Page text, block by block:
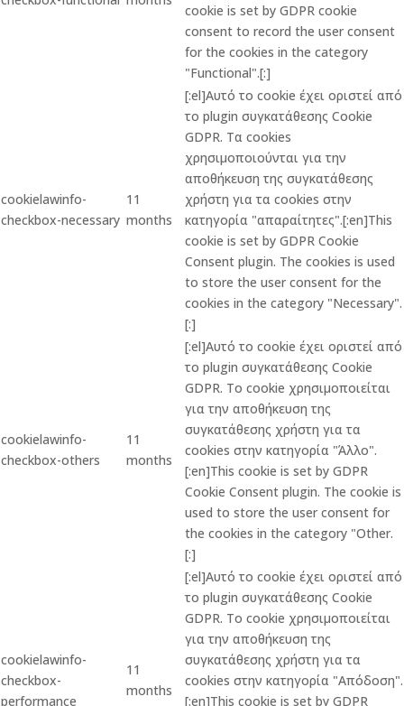
cookie is set by GDPR cookie
consent to record the user consent
for the cookies in the category
"Functional".[:]
cookielawinfo-
checkbox-necessary
11
months
[:el]Αυτό το cookie έχει οριστεί από
το plugin συγκατάθεσης Cookie
GDPR. Τα cookies
χρησιμοποιούνται για την
αποθήκευση της συγκατάθεσης
χρήστη για τα cookies στην
κατηγορία "απαραίτητες".[:en]This
cookie is set by GDPR Cookie
Consent plugin. The cookies is used
to store the user consent for the
cookies in the category "Necessary".
[:]
cookielawinfo-
checkbox-others
11
months
[:el]Αυτό το cookie έχει οριστεί από
το plugin συγκατάθεσης Cookie
GDPR. Το cookie χρησιμοποιείται
για την αποθήκευση της
συγκατάθεσης χρήστη για τα
cookies στην κατηγορία "Άλλο".
[:en]This cookie is set by GDPR
Cookie Consent plugin. The cookie is
used to store the user consent for
the cookies in the category "Other.
[:]
cookielawinfo-
checkbox-
performance
11
months
[:el]Αυτό το cookie έχει οριστεί από
το plugin συγκατάθεσης Cookie
GDPR. Το cookie χρησιμοποιείται
για την αποθήκευση της
συγκατάθεσης χρήστη για τα
cookies στην κατηγορία "Απόδοση".
[:en]This cookie is set by GDPR